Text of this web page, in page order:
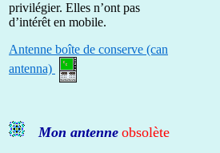
privilégier. Elles n’ont pas
d’intérêt en mobile.
Antenne boîte de conserve (can
antenna)
Mon antenne obsolète